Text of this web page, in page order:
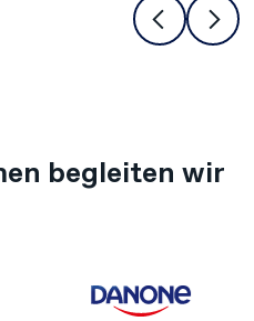
begleiten wir